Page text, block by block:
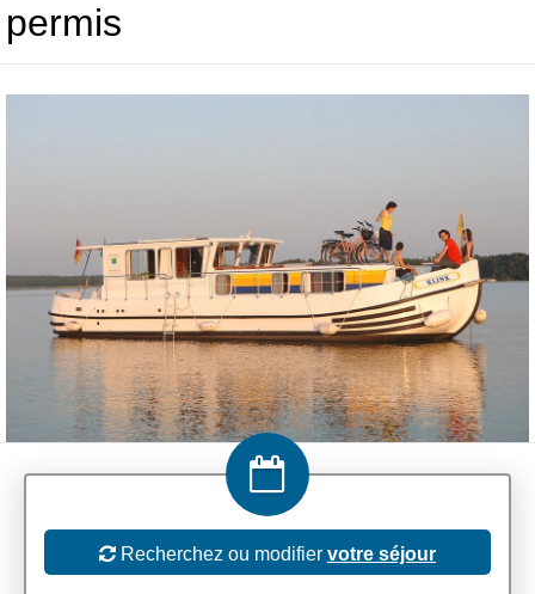
permis
Recherchez ou modifier votre séjour